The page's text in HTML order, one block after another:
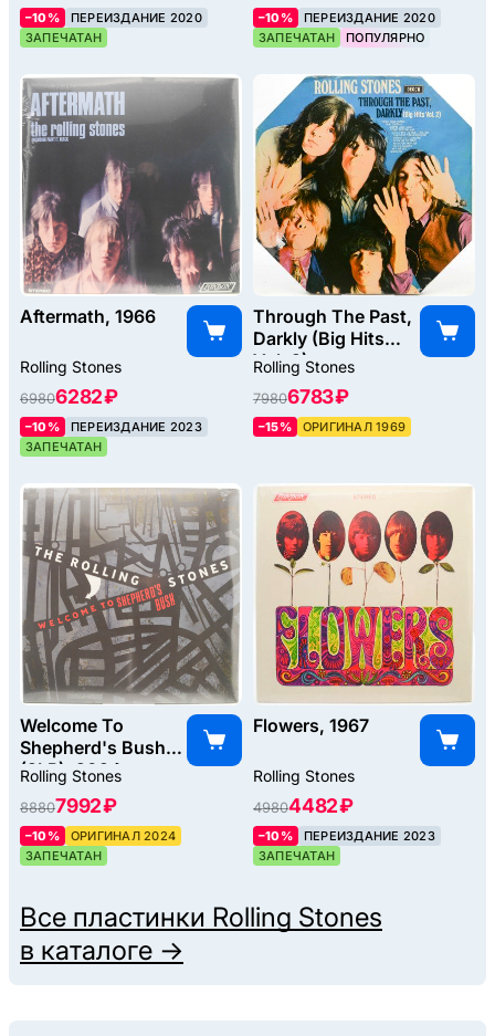
–10%
ПЕРЕИЗДАНИЕ 2020
ЗАПЕЧАТАН
–10%
ПЕРЕИЗДАНИЕ 2020
ЗАПЕЧАТАН
ПОПУЛЯРНО
Aftermath, 1966
Rolling Stones
69806282 ₽
–10%
ПЕРЕИЗДАНИЕ 2023
ЗАПЕЧАТАН
Through The Past,
Darkly (Big Hits
Vol. 2)
(Octagonal), 1969
Rolling Stones
79806783 ₽
–15% ОРИГИНАЛ 1969
Welcome To
Shepherd's Bush
(2LP), 2024
Rolling Stones
88807992 ₽
–10%
ОРИГИНАЛ 2024
ЗАПЕЧАТАН
Flowers, 1967
Rolling Stones
49804482 ₽
–10%
ПЕРЕИЗДАНИЕ 2023
ЗАПЕЧАТАН
Все пластинки Rolling Stones
в каталоге →